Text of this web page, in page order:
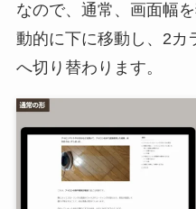
なので、通常、画面幅
動的に下に移動し、2カ
へ切り替わります。